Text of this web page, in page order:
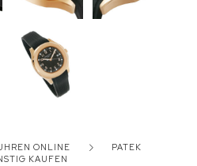
ONLINE
PATEK
KAUFEN